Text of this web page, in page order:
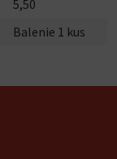
5,50
Balenie 1 kus